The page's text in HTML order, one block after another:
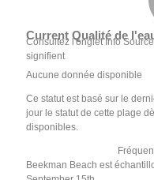
Current Qualité de
Consultez l'onglet Info
signifient
Aucune donnée disponible
Ce statut est basé sur le
jour le statut de cette plage
disponibles.
Beekman Beach est